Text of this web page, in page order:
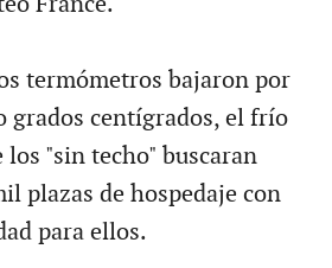
termómetros bajaron por
grados centígrados, el frío
los "sin techo" buscaran
plazas de hospedaje con
para ellos.